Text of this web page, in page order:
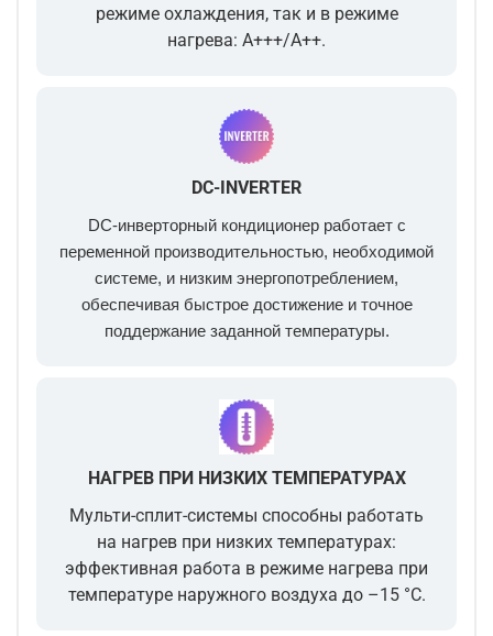
режиме охлаждения, так и в режиме
нагрева: А+++/A++.
DC-INVERTER
DC-инверторный кондиционер работает с
переменной производительностью, необходимой
системе, и низким энергопотреблением,
обеспечивая быстрое достижение и точное
поддержание заданной температуры.
НАГРЕВ ПРИ НИЗКИХ ТЕМПЕРАТУРАХ
Мульти-сплит-системы способны работать
на нагрев при низких температурах:
эффективная работа в режиме нагрева при
температуре наружного воздуха до –15 °C.